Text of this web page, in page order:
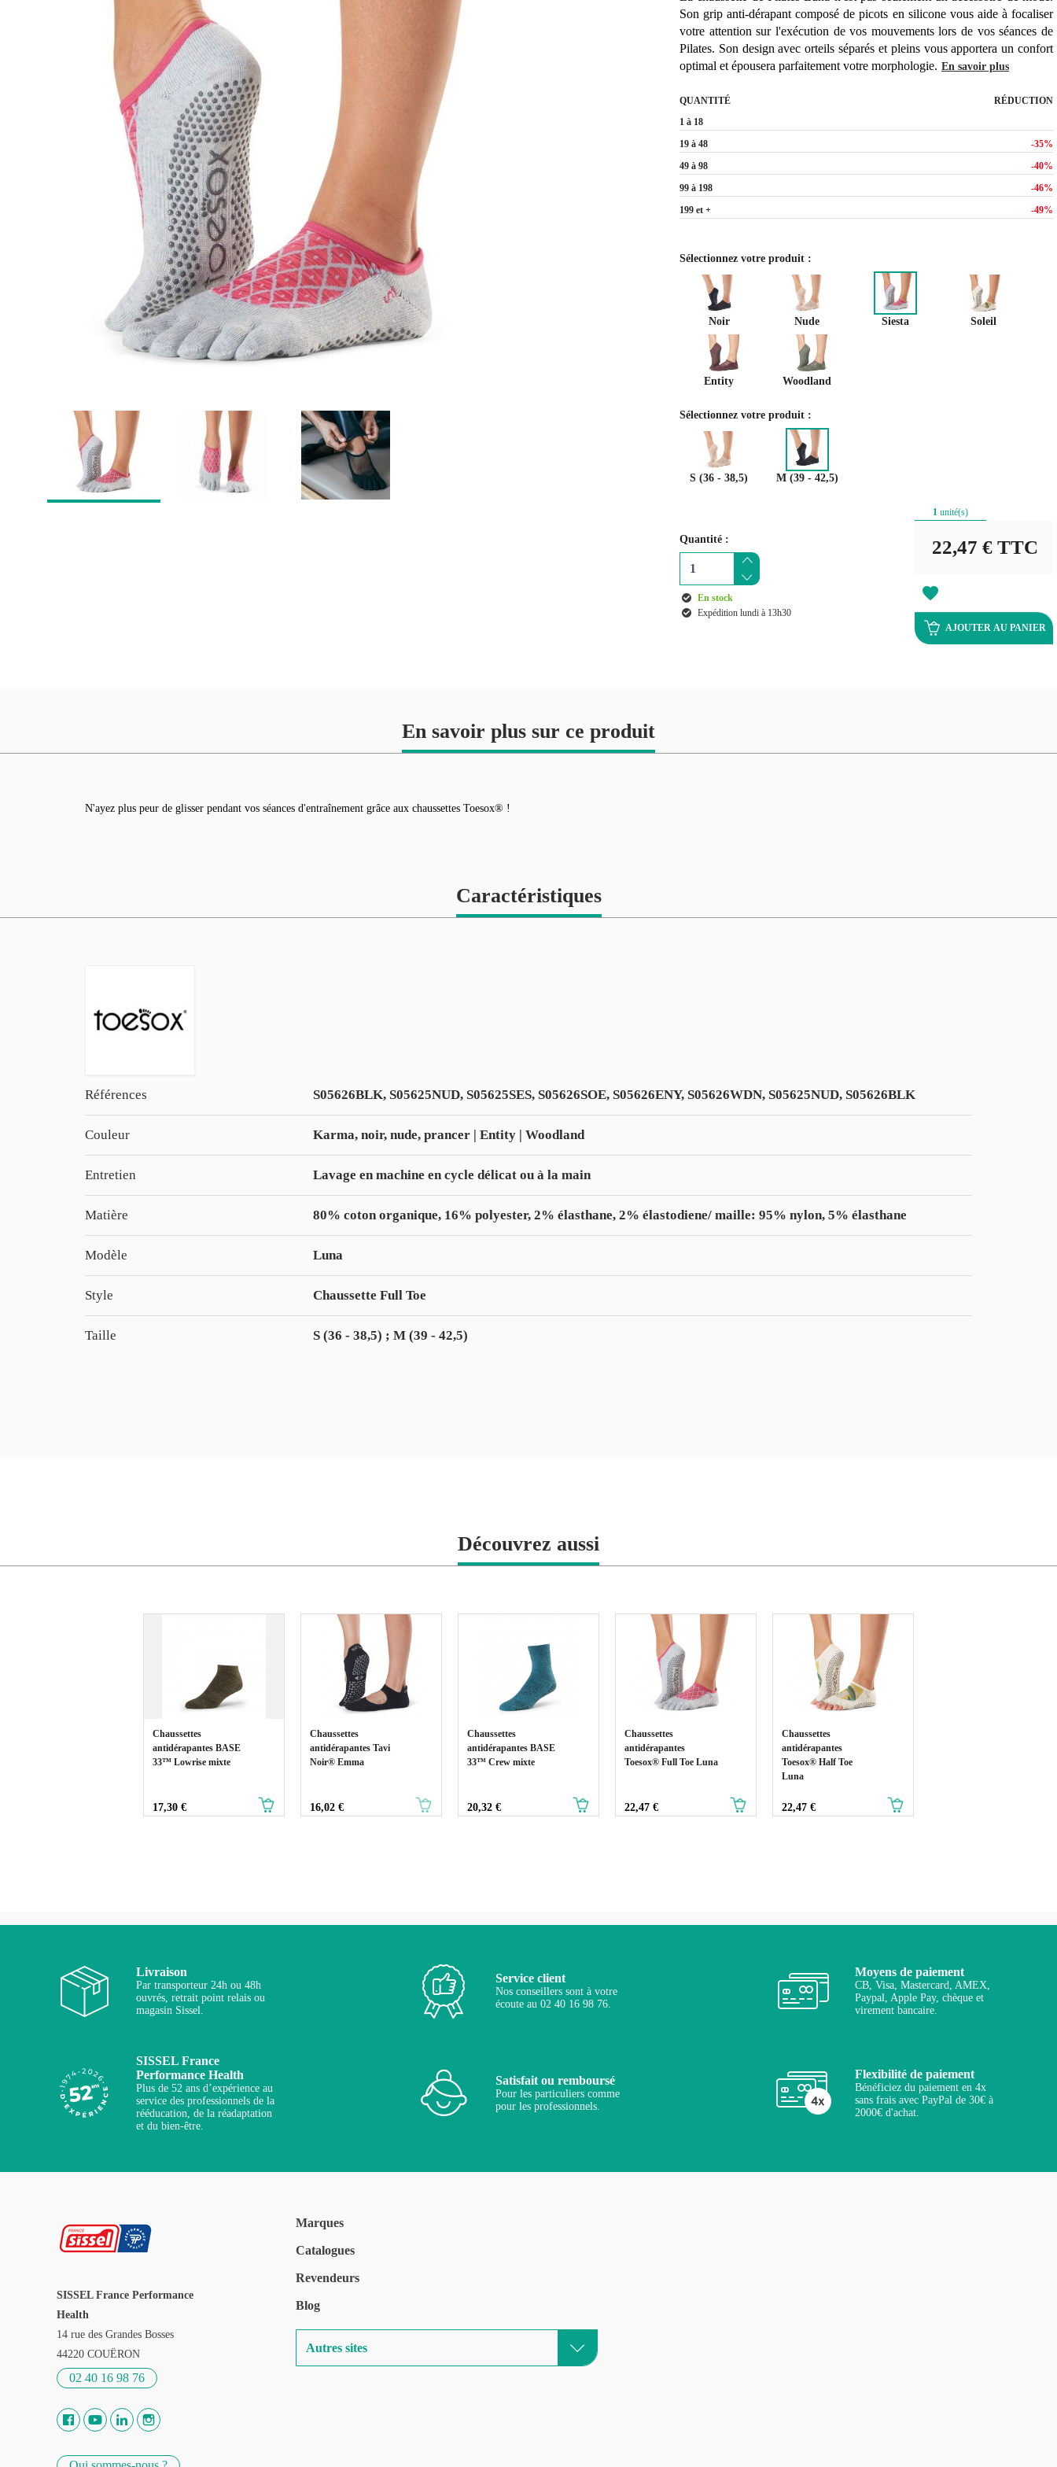
Son grip anti-dérapant composé de picots en silicone vous aide à focaliser
votre attention sur l'exécution de vos mouvements lors de vos séances de
Pilates. Son design avec orteils séparés et pleins vous apportera un confort
optimal et épousera parfaitement votre morphologie. En savoir plus
QUANTITÉ
RÉDUCTION
1 à 18
19 à 48
-35%
49 à 98
-40%
99 à 198
-46%
199 et +
-49%
Sélectionnez votre produit :
Noir Nude Siesta Soleil
Entity Woodland
Sélectionnez votre produit :
S (36 - 38,5) M (39 - 42,5)
Quantité :
En stock
Expédition lundi à 13h30
1 unité(s)
22,47 € TTC
favorite
AJOUTER AU PANIER
En savoir plus sur ce produit
N'ayez plus peur de glisser pendant vos séances d'entraînement grâce aux chaussettes Toesox® !
Caractéristiques
Références S05626BLK, S05625NUD, S05625SES, S05626SOE, S05626ENY, S05626WDN, S05625NUD, S05626BLK
Couleur Karma, noir, nude, prancer | Entity | Woodland
Entretien Lavage en machine en cycle délicat ou à la main
Matière 80% coton organique, 16% polyester, 2% élasthane, 2% élastodiene/ maille: 95% nylon, 5% élasthane
Modèle Luna
Style Chaussette Full Toe
Taille S (36 - 38,5) ; M (39 - 42,5)
Découvrez aussi
Chaussettes
antidérapantes BASE
33™ Lowrise mixte
Prix
17,30 €
Chaussettes
antidérapantes Tavi
Noir® Emma
Prix
16,02 €
Chaussettes
antidérapantes BASE
33™ Crew mixte
Prix
20,32 €
Chaussettes
antidérapantes
Toesox® Full Toe Luna
Prix
22,47 €
Chaussettes
antidérapantes
Toesox® Half Toe
Luna
Prix
22,47 €
Livraison
Par transporteur 24h ou 48h
ouvrés, retrait point relais ou
magasin Sissel.
Service client
Nos conseillers sont à votre
écoute au 02 40 16 98 76.
Moyens de paiement
CB, Visa, Mastercard, AMEX,
Paypal, Apple Pay, chèque et
virement bancaire.
SISSEL France
Performance Health
Plus de 52 ans d’expérience au
service des professionnels de la
rééducation, de la réadaptation
et du bien-être.
Satisfait ou remboursé
Pour les particuliers comme
pour les professionnels.
Flexibilité de paiement
Bénéficiez du paiement en 4x
sans frais avec PayPal de 30€ à
2000€ d'achat.
SISSEL France Performance
Health
14 rue des Grandes Bosses
44220 COUËRON
02 40 16 98 76
Marques
Catalogues
Revendeurs
Blog
Autres sites